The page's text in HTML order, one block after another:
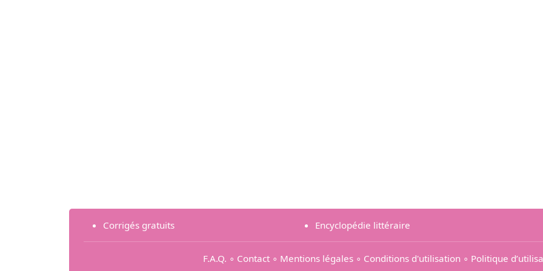
Corrigés gratuits Encyclopédie littéraire
F.A.Q. ∘ Contact∘ Mentions légales∘ Conditions d'utilisation ∘ Politique